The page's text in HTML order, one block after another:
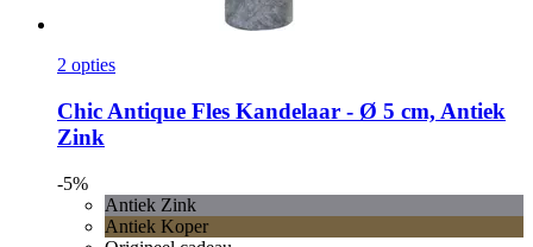
2 opties
Chic Antique Fles Kandelaar -​ Ø 5 cm, Antiek
Zink
-5%
Antiek Zink
Antiek Koper